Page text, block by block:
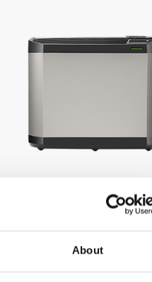
About